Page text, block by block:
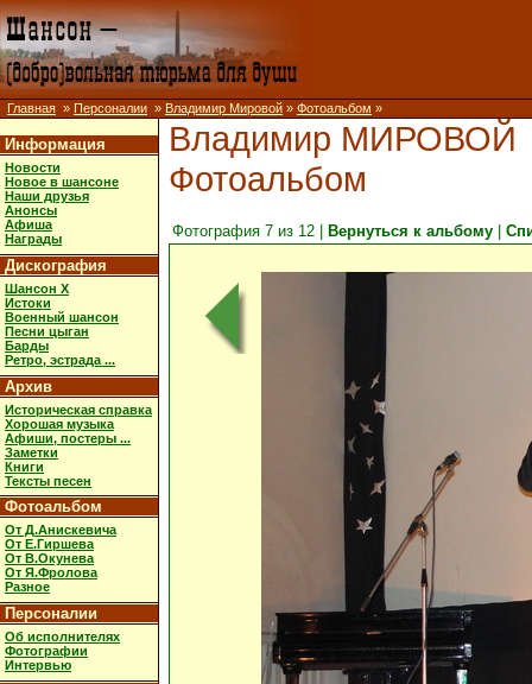
Главная » Персоналии » Владимир Мировой » Фотоальбом »
Информация
Новости
Новое в шансоне
Наши друзья
Анонсы
Афиша
Награды
Дискография
Шансон X
Истоки
Военный шансон
Песни цыган
Барды
Ретро, эстрада ...
Архив
Историческая справка
Хорошая музыка
Афиши, постеры ...
Заметки
Книги
Тексты песен
Фотоальбом
От Д.Анискевича
От Е.Гиршева
От В.Окунева
От Я.Фролова
Разное
Персоналии
Об исполнителях
Фотографии
Интервью
Владимир МИРОВОЙ
Фотоальбом
Фотография 7 из 12 | Вернуться к альбому